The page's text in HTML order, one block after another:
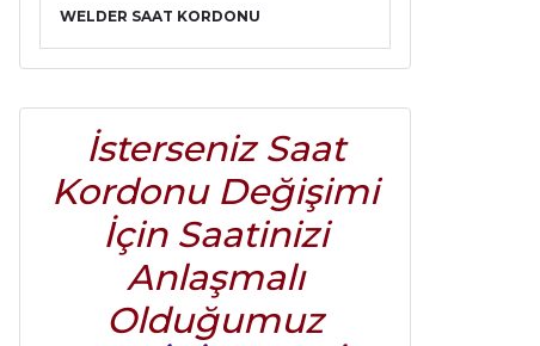
WELDER SAAT KORDONU
İsterseniz Saat
Kordonu Değişimi
İçin Saatinizi
Anlaşmalı
Olduğumuz